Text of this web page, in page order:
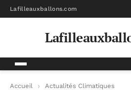
Lafilleauxballons.com
Accueil
Actualités Climatiques